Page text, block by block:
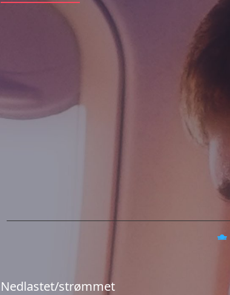
Nedlastet/strømmet